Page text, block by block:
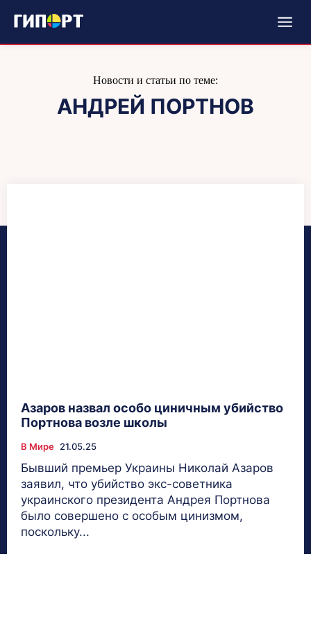
Новости и статьи по теме:
АНДРЕЙ ПОРТНОВ
Азаров назвал особо циничным убийство
Портнова возле школы
В Мире 21.05.25
Бывший премьер Украины Николай Азаров
заявил, что убийство экс-советника
украинского президента Андрея Портнова
было совершено с особым цинизмом,
поскольку...